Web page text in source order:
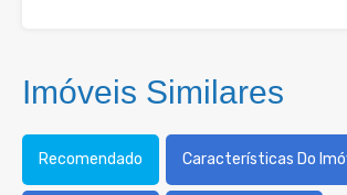
Imóveis Similares
Recomendado Características Do